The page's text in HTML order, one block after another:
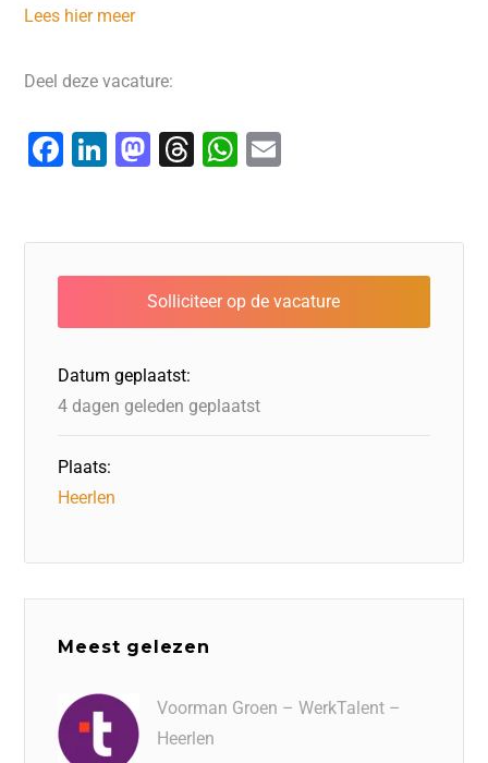
Lees hier meer
Deel deze vacature:
F
e
b
o
o
k
Li
e
dI
n
M
o
d
o
n
T
a
d
s
W
s
A
p
l
Datum geplaatst:
4 dagen geleden geplaatst
Plaats:
Heerlen
Meest gelezen
Voorman Groen – WerkTalent –
Heerlen